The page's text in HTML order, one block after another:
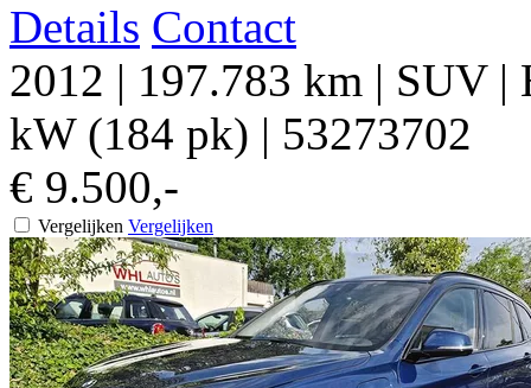
Details Contact
2012 | 197.783 km | SUV|
kW (184 pk) | 53273702
€ 9.500,-
Vergelijken Vergelijken